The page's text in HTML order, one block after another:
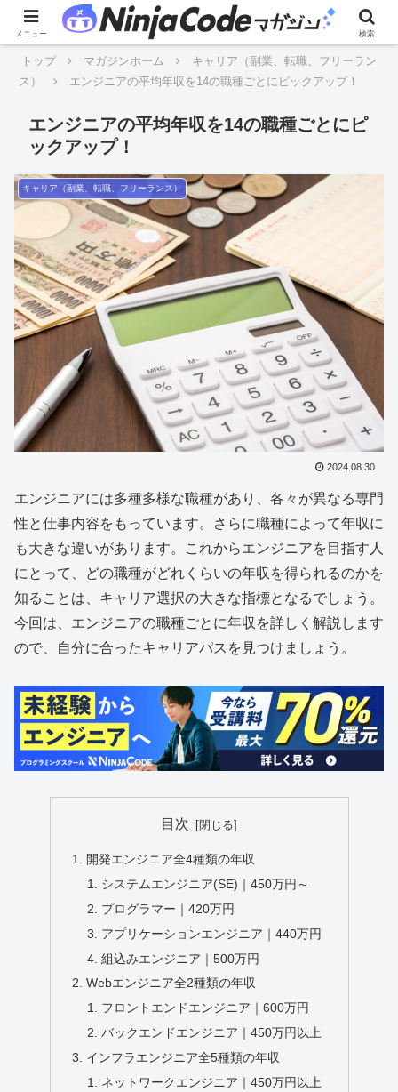
トップ マガジンホーム
キャリア（副業、転職、フリーラン
ス）
エンジニアの平均年収を14の職種ごとにピックアップ！
エンジニアの平均年収を14の職種ごとにピ
ックアップ！
キャリア（副業、転職、フリーランス）
2024.08.30
エンジニアには多種多様な職種があり、各々が異なる専門
性と仕事内容をもっています。さらに職種によって年収に
も大きな違いがあります。これからエンジニアを目指す人
にとって、どの職種がどれくらいの年収を得られるのかを
知ることは、キャリア選択の大きな指標となるでしょう。
今回は、エンジニアの職種ごとに年収を詳しく解説します
ので、自分に合ったキャリアパスを見つけましょう。
目次
開発エンジニア全4種類の年収
システムエンジニア(SE)｜450万円～
プログラマー｜420万円
アプリケーションエンジニア｜440万円
組込みエンジニア｜500万円
Webエンジニア全2種類の年収
フロントエンドエンジニア｜600万円
バックエンドエンジニア｜450万円以上
インフラエンジニア全5種類の年収
ネットワークエンジニア｜450万円以上
メニュー 検索